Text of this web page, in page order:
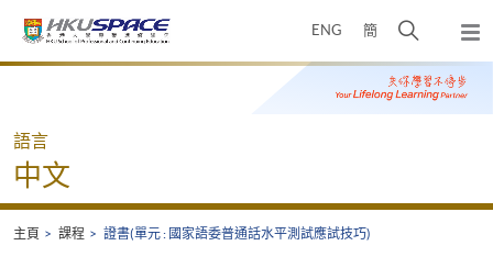
ENG 簡
開
搜
尋
彈
出
主
Main
語言
中文
主頁 課程 證書(單元 : 國家語委普通話水平測試應試技巧)